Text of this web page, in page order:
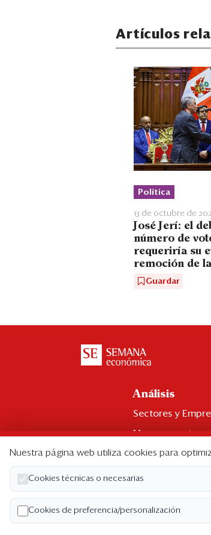
Artículos
Política
13 de octubre de
José Jerí: el
número de
requeriría su
remoción de
Guardar
Análisis
Sectores y
Management
Economía y
Ranking CEO
Blogs
Nuestra página web utiliza cookies para
Cookies técnicas o necesarias
Cookies de preferencia/personalización